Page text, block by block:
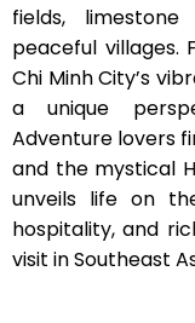
fields,
peaceful villages.
Chi Minh City’s
a unique
Adventure lovers
and the mystical
unveils life on
hospitality, and
visit in Southeast